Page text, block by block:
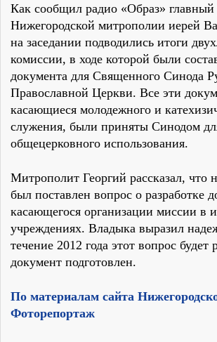
Как сообщил радио «Образ»
Нижегородской митрополии иерей
на заседании подводились итоги
комиссии, в ходе которой были
документа для Священного Синода
Православной Церкви. Все эти
касающиеся молодежного и
служения, были приняты Синодом
общецерковного использования.
Митрополит Георгий рассказал, что
был поставлен вопрос о разработке
касающегося организации миссии в
учреждениях. Владыка выразил
течение 2012 года этот вопрос будет
документ подготовлен.
По материалам сайта
Фоторепортаж